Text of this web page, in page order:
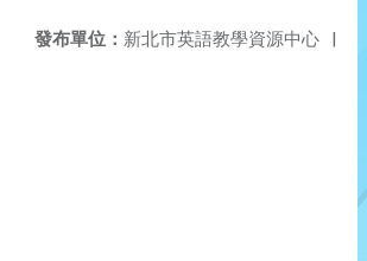
發布單位： 新北市英語教學資源中心 |